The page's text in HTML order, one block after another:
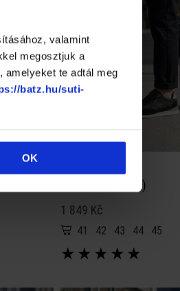
valamint
megosztjuk a
amelyeket te adtál meg
batz.hu/suti-
OK
Budapest (black)
1 849 Kč
41 42 43 44 45
★ ★ ★ ★ ★